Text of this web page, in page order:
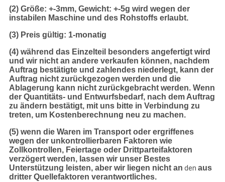
(2) Größe: +-3mm, Gewicht: +-5g wird wegen der
instabilen Maschine und des Rohstoffs erlaubt.
(3) Preis gültig: 1-monatig
(4) während das Einzelteil besonders angefertigt wird
und wir nicht an andere verkaufen können, nachdem
Auftrag bestätigte und zahlendes niederlegt, kann der
Auftrag nicht zurückgezogen werden und die
Ablagerung kann nicht zurückgebracht werden. Wenn
der Quantitäts- und Entwurfsbedarf, nach dem Auftrag
zu ändern bestätigt, mit uns bitte in Verbindung zu
treten, um Kostenberechnung neu zu machen.
(5) wenn die Waren im Transport oder ergriffenes
wegen der unkontrollierbaren Faktoren wie
Zollkontrollen, Feiertage oder Drittparteifaktoren
verzögert werden, lassen wir unser Bestes
Unterstützung leisten, aber wir liegen nicht an den aus
dritter Quellefaktoren verantwortliches.